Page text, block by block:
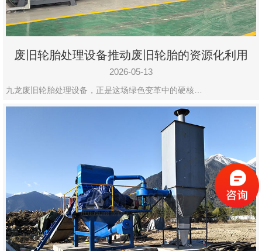
废旧轮胎处理设备推动废旧轮胎的资源化利用
2026-05-13
九龙废旧轮胎处理设备，正是这场绿色变革中的硬核…